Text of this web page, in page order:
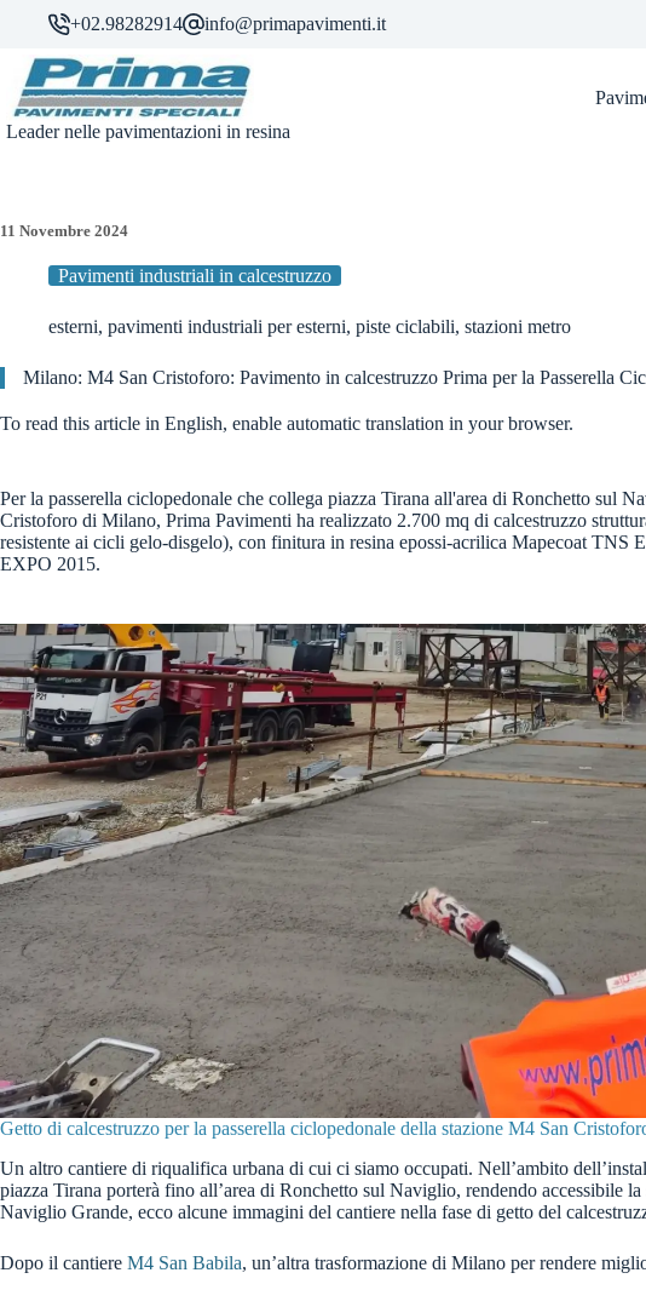
contenuto
+02.98282914 info@primapavimenti.it
Leader nelle pavimentazioni in resina
11 Novembre 2024
Pavimenti industriali in calcestruzzo
esterni, pavimenti industriali per esterni, piste ciclabili, stazioni metro
Milano: M4 San Cristoforo: Pavimento in calcestruzzo Prima per la Passerella
To read this article in English, enable automatic translation in your browser.
Per la passerella ciclopedonale che collega piazza Tirana all'area di Ronchetto sul
Cristoforo di Milano, Prima Pavimenti ha realizzato 2.700 mq di calcestruzzo
resistente ai cicli gelo-disgelo), con finitura in resina epossi-acrilica Mapecoat TNS
EXPO 2015.
Getto di calcestruzzo per la passerella ciclopedonale della stazione M4 San
Un altro cantiere di riqualifica urbana di cui ci siamo occupati. Nell’ambito
piazza Tirana porterà fino all’area di Ronchetto sul Naviglio, rendendo accessibile
Naviglio Grande, ecco alcune immagini del cantiere nella fase di getto del
Dopo il cantiere M4 San Babila, un’altra trasformazione di Milano per rendere